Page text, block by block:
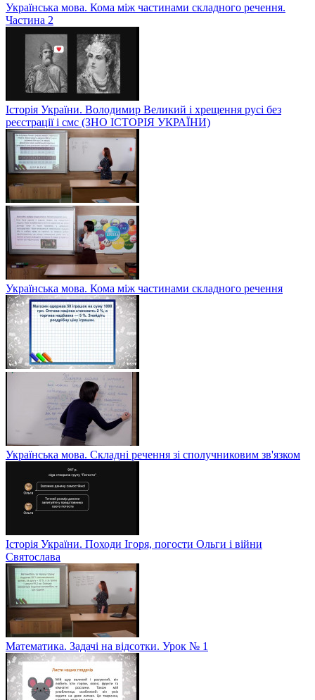
Українська мова. Кома між частинами складного речення.
Частина 2
Історія України. Володимир Великий і хрещення русі без
реєстрації і смс (ЗНО ІСТОРІЯ УКРАЇНИ)
Українська мова. Кома між частинами складного речення
Українська мова. Складні речення зі сполучниковим зв'язком
Історія України. Походи Ігоря, погости Ольги і війни
Святослава
Математика. Задачі на відсотки. Урок № 1